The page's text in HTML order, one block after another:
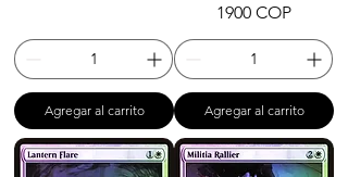
Agregar al carrito
Precio
1900 COP
Agregar al carrito